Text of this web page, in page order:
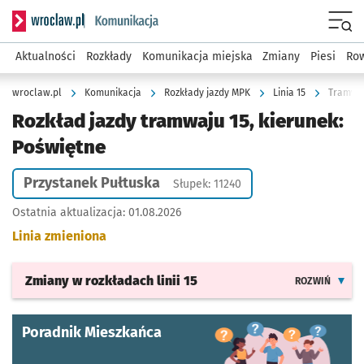
Serwis informacyjny wroclaw.pl podserwis: Komunikacja
Aktualności Rozkłady Komunikacja miejska Zmiany Piesi
wroclaw.pl Komunikacja Rozkłady jazdy MPK Linia 15
Rozkład jazdy tramwaju 15, kierunek:
Poświętne
Przystanek Pułtuska Słupek: 11240
Ostatnia aktualizacja: 01.08.2026
Linia zmieniona
Zmiany w rozkładach linii 15 ROZWIŃ
Poradnik Mieszkańca